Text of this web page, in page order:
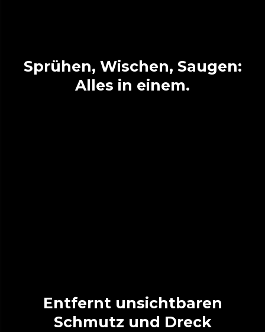
Sprühen, Wischen, Saugen:
Alles in einem.
Entfernt unsichtbaren
Schmutz und Dreck